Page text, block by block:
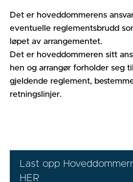
Det er hoveddommerens
eventuelle reglementsbrudd
løpet av arrangementet.
Det er hoveddommeren sitt
hen og arrangør forholder seg
gjeldende reglement,
retningslinjer.
Last opp
HER